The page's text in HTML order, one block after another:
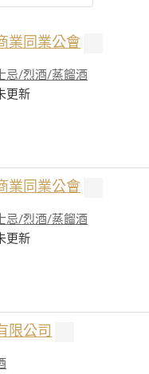
業同業公會
忌/烈酒/蒸餾酒
更新
業同業公會
忌/烈酒/蒸餾酒
更新
限公司